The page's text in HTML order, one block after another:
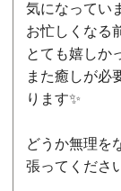
気になってい
お忙しくなる
とても嬉しか
また癒しが必
ります✨
どうか無理を
張ってくださ